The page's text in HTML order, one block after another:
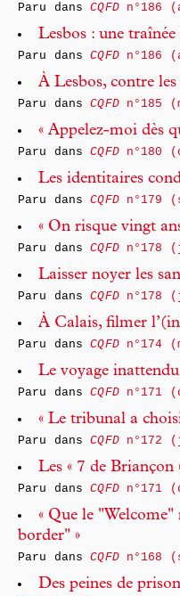
Paru dansCQFDn°186
Lesbos : une
Paru dansCQFDn°186
À Lesbos, contre
Paru dansCQFDn°185
« Appelez-moi dès
Paru dansCQFDn°180
Les identitaires
Paru dansCQFDn°179
« On risque vingt
Paru dansCQFDn°178
Laisser noyer les
Paru dansCQFDn°178
À Calais, filmer
Paru dansCQFDn°174
Le voyage
Paru dansCQFDn°171
« Le tribunal a
Paru dansCQFDn°172
Les « 7 de Briançon
Paru dansCQFDn°171
« Que le
border" »
Paru dansCQFDn°168
Des peines de